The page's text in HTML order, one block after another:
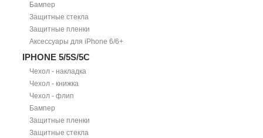
Бампер
Защитные стекла
Защитные пленки
Аксессуары для iPhone 6/6+
IPHONE 5/5S/5С
Чехол - накладка
Чехол - книжка
Чехол - флип
Бампер
Защитные пленки
Защитные стекла